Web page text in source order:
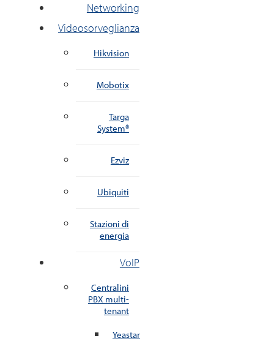
Networking
Videosorveglianza
Hikvision
Mobotix
Targa
System®
Ezviz
Ubiquiti
Stazioni di
energia
VoIP
Centralini
PBX multi-
tenant
Yeastar